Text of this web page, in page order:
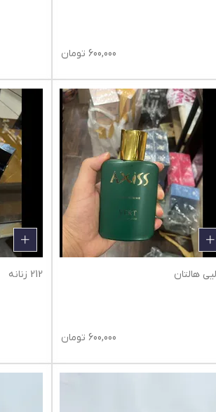
600,000 تومان
هالتان
600,000 تومان
212 زنانه